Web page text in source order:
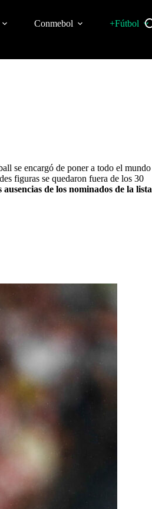
Conmebol +Fútbol
se encargó de poner a todo el mundo
figuras se quedaron fuera de los 30
de los nominados de la lista